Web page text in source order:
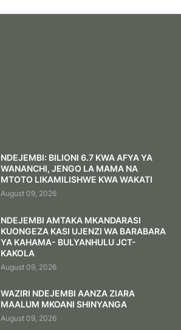
NDEJEMBI: BILIONI 6.7 KWA AFYA YA
WANANCHI, JENGO LA MAMA NA
MTOTO LIKAMILISHWE KWA WAKATI
August 09, 2026
NDEJEMBI AMTAKA MKANDARASI
KUONGEZA KASI UJENZI WA BARABARA
YA KAHAMA- BULYANHULU JCT-
KAKOLA
August 09, 2026
WAZIRI NDEJEMBI AANZA ZIARA
MAALUM MKOANI SHINYANGA
August 09, 2026